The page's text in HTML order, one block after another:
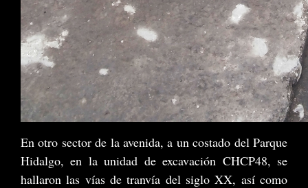
En otro sector de la avenida, a un costado del Parque
Hidalgo, en la unidad de excavación CHCP48, se
hallaron las vías de tranvía del siglo XX, así como